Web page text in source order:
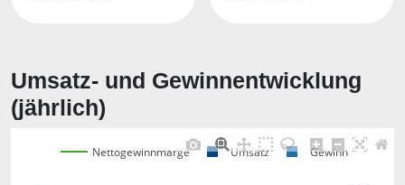
Umsatz- und Gewinnentwicklung
(jährlich)
Nettogewinnmarge Umsatz Gewinn